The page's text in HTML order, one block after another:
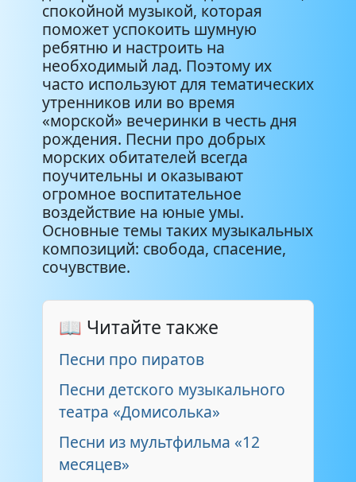
спокойной музыкой, которая
поможет успокоить шумную
ребятню и настроить на
необходимый лад. Поэтому их
часто используют для тематических
утренников или во время
«морской» вечеринки в честь дня
рождения. Песни про добрых
морских обитателей всегда
поучительны и оказывают
огромное воспитательное
воздействие на юные умы.
Основные темы таких музыкальных
композиций: свобода, спасение,
сочувствие.
📖 Читайте также
Песни про пиратов
Песни детского музыкального
театра «Домисолька»
Песни из мультфильма «12
месяцев»